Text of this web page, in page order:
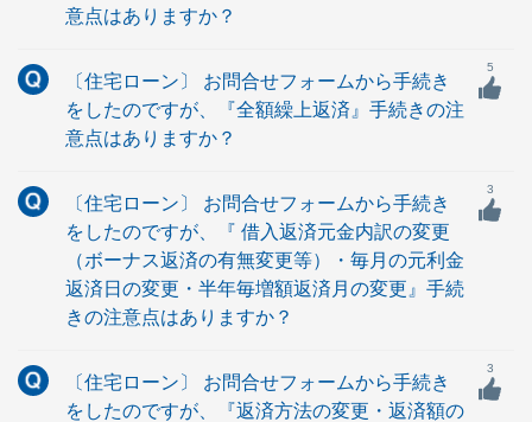
意点はありますか？
〔住宅ローン〕 お問合せフォームから手続き
をしたのですが、『全額繰上返済』手続きの注
意点はありますか？
5
〔住宅ローン〕 お問合せフォームから手続き
をしたのですが、『 借入返済元金内訳の変更
（ボーナス返済の有無変更等）・毎月の元利金
返済日の変更・半年毎増額返済月の変更』手続
きの注意点はありますか？
3
〔住宅ローン〕 お問合せフォームから手続き
をしたのですが、『返済方法の変更・返済額の
3